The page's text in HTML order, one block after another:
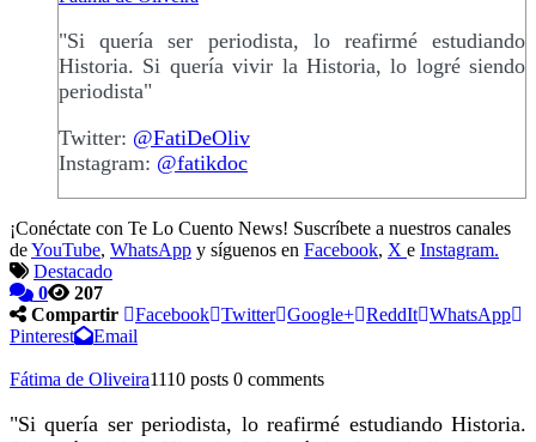
"Si quería ser periodista, lo reafirmé estudiando
Historia. Si quería vivir la Historia, lo logré siendo
periodista"
Twitter: @FatiDeOliv
Instagram: @fatikdoc
¡Conéctate con Te Lo Cuento News! Suscríbete a nuestros canales
deYouTube, WhatsApp y síguenos en Facebook, X e Instagram.
Destacado
0
207
Compartir
Facebook Twitter Google+ ReddIt WhatsApp
Pinterest
Email
Fátima de Oliveira1110 posts 0 comments
"Si quería ser periodista, lo reafirmé estudiando Historia.